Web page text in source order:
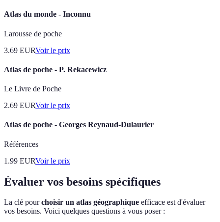
Atlas du monde - Inconnu
Larousse de poche
3.69 EURVoir le prix
Atlas de poche - P. Rekacewicz
Le Livre de Poche
2.69 EURVoir le prix
Atlas de poche - Georges Reynaud-Dulaurier
Références
1.99 EURVoir le prix
Évaluer vos besoins spécifiques
La clé pourchoisir un atlas géographique efficace est d'évaluer
vos besoins. Voici quelques questions à vous poser :